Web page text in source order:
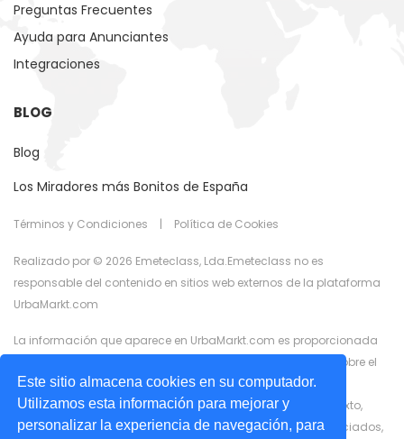
Este sitio almacena cookies en su computador.
Utilizamos esta información para mejorar y
personalizar la experiencia de navegación, para
Preguntas Frecuentes
Ayuda para Anunciantes
Integraciones
BLOG
Blog
Los Miradores más Bonitos de España
Términos y Condiciones | Política de Cookies
Realizado por © 2026 Emeteclass, Lda.Emeteclass no es
responsable del contenido en sitios web externos de la plataforma
UrbaMarkt.com
La información que aparece en UrbaMarkt.com es proporcionada
por anunciantes externos. UrbaMarkt.com no tiene control sobre el
contenido proporcionado, ni garantiza la exactitud de la
información que se muestra en ninguno de los formatos (texto,
imágenes, videos) o contenido relacionado o recursos asociados,